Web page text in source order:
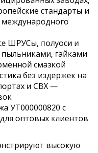
стандарты и
ШРУСы, полуоси и
гайками
смазкой
без издержек на
и СВХ —
УТ000000820 с
оптовых клиентов
высокую